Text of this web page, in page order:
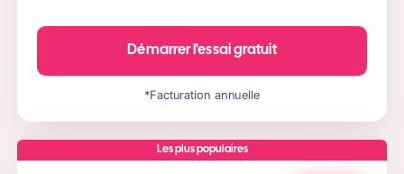
Démarrer l'essai gratuit
*Facturation annuelle
Les plus populaires